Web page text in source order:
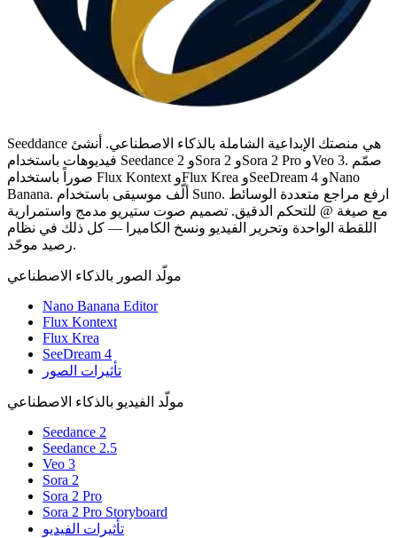
Seeddance هي منصتك الإبداعية الشاملة بالذكاء الاصطناعي. أنشئ
فيديوهات باستخدام Seedance 2 وSora 2 وSora 2 Pro وVeo 3. صمّم
صوراً باستخدام Flux Kontext وFlux Krea وSeeDream 4 وNano
Banana. ألّف موسيقى باستخدام Suno. ارفع مراجع متعددة الوسائط
مع صيغة @ للتحكم الدقيق. تصميم صوت ستيريو مدمج واستمرارية
اللقطة الواحدة وتحرير الفيديو ونسخ الكاميرا — كل ذلك في نظام
رصيد موحّد.
مولّد الصور بالذكاء الاصطناعي
Nano Banana Editor
Flux Kontext
Flux Krea
SeeDream 4
تأثيرات الصور
مولّد الفيديو بالذكاء الاصطناعي
Seedance 2
Seedance 2.5
Veo 3
Sora 2
Sora 2 Pro
Sora 2 Pro Storyboard
تأثيرات الفيديو